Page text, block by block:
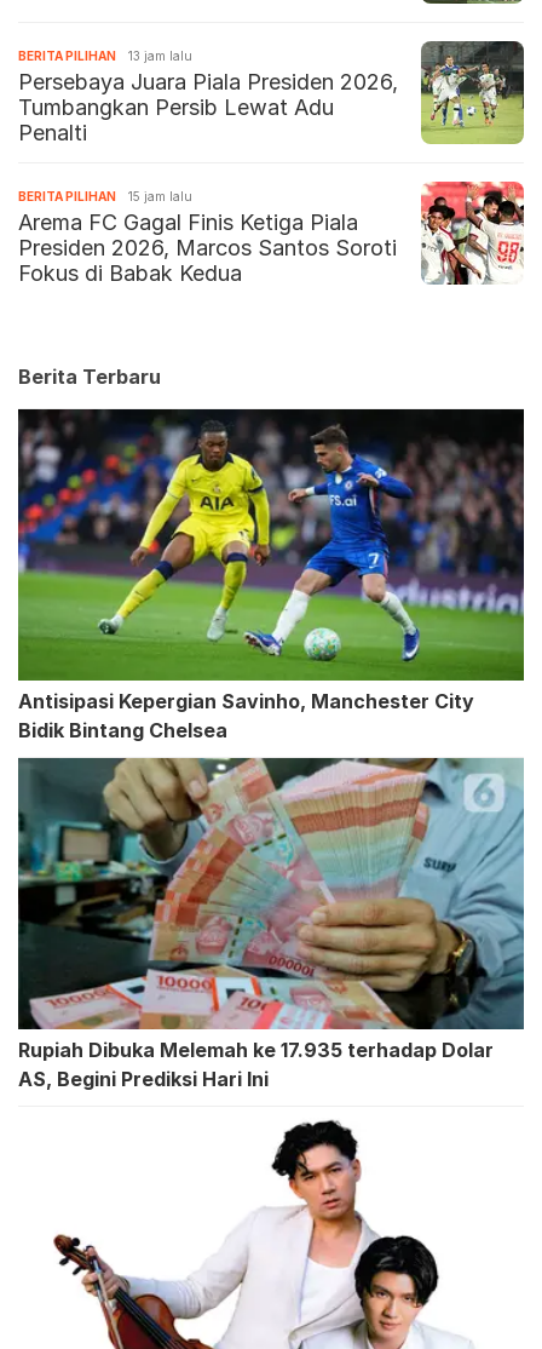
BERITA PILIHAN 13 jam lalu
Persebaya Juara Piala Presiden 2026,
Tumbangkan Persib Lewat Adu
Penalti
BERITA PILIHAN 15 jam lalu
Arema FC Gagal Finis Ketiga Piala
Presiden 2026, Marcos Santos Soroti
Fokus di Babak Kedua
Berita Terbaru
Antisipasi Kepergian Savinho, Manchester City
Bidik Bintang Chelsea
Rupiah Dibuka Melemah ke 17.935 terhadap Dolar
AS, Begini Prediksi Hari Ini